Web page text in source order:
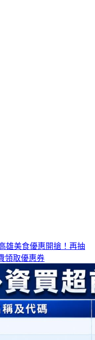
雄美食優惠開搶！再抽
領取優惠券